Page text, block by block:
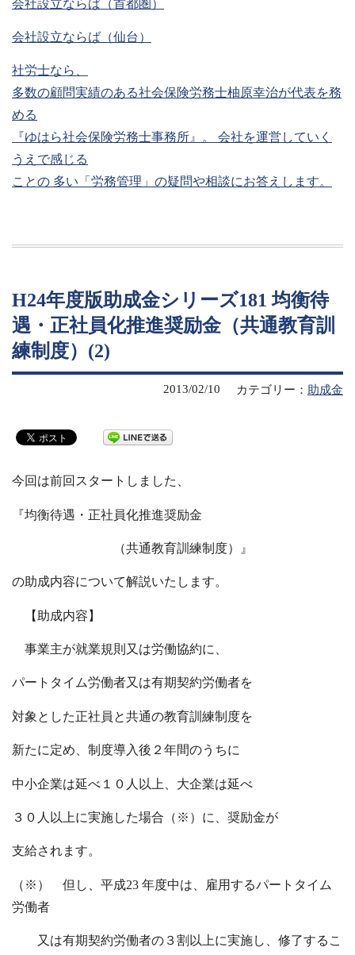
会社設立ならば（首都圏）
会社設立ならば（仙台）
社労士なら、
多数の顧問実績のある社会保険労務士柚原幸治が代表を務
める
『ゆはら社会保険労務士事務所』。 会社を運営していく
うえで感じる
ことの 多い「労務管理」の疑問や相談にお答えします。
H24年度版助成金シリーズ181 均衡待
遇・正社員化推進奨励金（共通教育訓
練制度）(2)
カテゴリー： 助成金
2013/02/10
今回は前回スタートしました、
『均衡待遇・正社員化推進奨励金
（共通教育訓練制度）』
の助成内容について解説いたします。
【助成内容】
事業主が就業規則又は労働協約に、
パートタイム労働者又は有期契約労働者を
対象とした正社員と共通の教育訓練制度を
新たに定め、制度導入後２年間のうちに
中小企業は延べ１０人以上、大企業は延べ
３０人以上に実施した場合（※）に、奨励金が
支給されます。
（※） 但し、平成23 年度中は、雇用するパートタイム
労働者
又は有期契約労働者の３割以上に実施し、修了するこ